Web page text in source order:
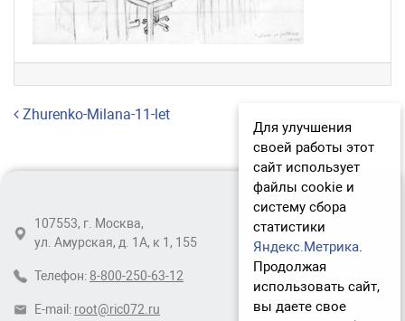
Навигация по записям
Zhurenko-Milana-11-let
107553, г. Москва,
ул. Амурская, д. 1А, к 1, 155
Телефон: 8-800-250-63-12
E-mail: root@ric072.ru
Для улучшения
своей работы этот
сайт использует
файлы cookie и
систему сбора
статистики
Яндекс.Метрика.
Продолжая
использовать сайт,
вы даете свое